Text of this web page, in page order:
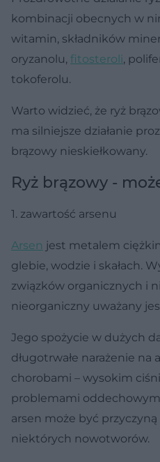
kombinacji obecnych w
witamin, składników
oryzanolu, fitosteroli,
tokoferolu.
Warto widzieć, że ryż
ma silniejsze działanie
brązowy nieskiełkowany.
Ryż brązowy -
1. zawartość arsenu
Arsen jest metalem
glebie, wodzie i skałach.
związków organicznych i
nieorganiczny uważany
Jego spożycie w dużych
długotrwałe narażenie na
chorobami – wysokim
problemami
arsen może być
niektórych nowotworów.